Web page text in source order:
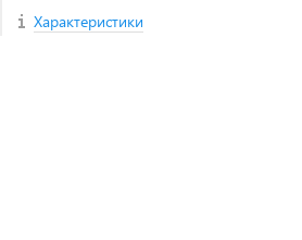
Характеристики